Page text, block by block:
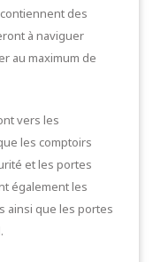
des
à naviguer
au maximum de
vers les
les comptoirs
et les portes
également les
ainsi que les portes